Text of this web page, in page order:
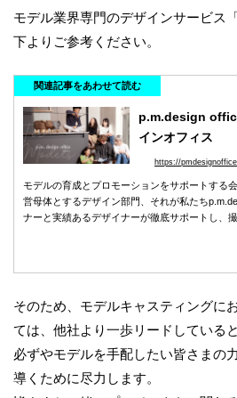
モデル業界専門のデザインサービス
下よりご参考ください。
関連記事をあわせて読む
p.m.design
インオフィス
https://
モデルの育成とプロモーションをサポートする
営母体とするデザイン部門、それが私たち
ナーと実績あるデザイナーが徹底サポートし、
そのため、モデルキャスティングに
ては、他社より一歩リードしている
必ずやモデルを手配したい皆さまの
導くために尽力します。